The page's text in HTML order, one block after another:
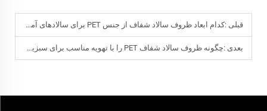
قبلی :کدام ابعاد ظروف سالاد شفاف از جنس PET برای سالادهای آماده‌برای‌برداشتن (Grab-and-Go) محبوب‌ترین هستند؟
بعدی :چگونه ظروف سالاد شفاف PET را با تهویه مناسب برای سبزیجات برگی انتخاب کنیم؟